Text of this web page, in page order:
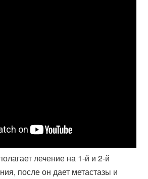
лечение на 1-й и 2-й
после он дает метастазы и